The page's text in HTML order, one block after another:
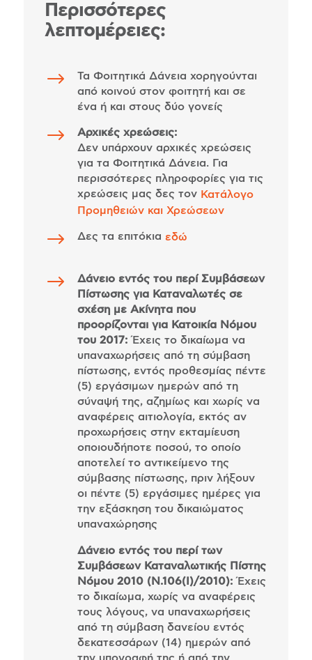
Περισσότερες
λεπτομέρειες:
$
Τα Φοιτητικά Δάνεια χορηγούνται
από κοινού στον φοιτητή και σε
ένα ή και στους δύο γονείς
$
Αρχικές χρεώσεις:
Δεν υπάρχουν αρχικές χρεώσεις
για τα Φοιτητικά Δάνεια. Για
περισσότερες πληροφορίες για τις
χρεώσεις μας δες τον Κατάλογο
Προμηθειών και Χρεώσεων
$ Δες τα επιτόκια εδώ
$
Δάνειο εντός του περί Συμβάσεων
Πίστωσης για Καταναλωτές σε
σχέση με Ακίνητα που
προορίζονται για Κατοικία Νόμου
του 2017:Έχεις το δικαίωμα να
υπαναχωρήσεις από τη σύμβαση
πίστωσης, εντός προθεσμίας πέντε
(5) εργάσιμων ημερών από τη
σύναψή της, αζημίως και χωρίς να
αναφέρεις αιτιολογία, εκτός αν
προχωρήσεις στην εκταμίευση
οποιουδήποτε ποσού, το οποίο
αποτελεί το αντικείμενο της
σύμβασης πίστωσης, πριν λήξουν
οι πέντε (5) εργάσιμες ημέρες για
την εξάσκηση του δικαιώματος
υπαναχώρησης
Δάνειο εντός του περί των
Συμβάσεων Καταναλωτικής Πίστης
Νόμου 2010 (Ν.106(Ι)/2010):Έχεις
το δικαίωμα, χωρίς να αναφέρεις
τους λόγους, να υπαναχωρήσεις
από τη σύμβαση δανείου εντός
δεκατεσσάρων (14) ημερών από